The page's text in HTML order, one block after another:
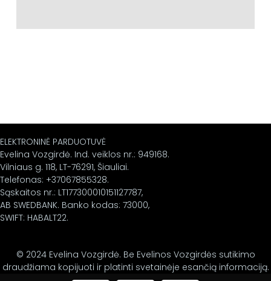
ELEKTRONINĖ PARDUOTUVĖ
Evelina Vozgirdė. Ind. veiklos nr.: 949168.
Vilniaus g. 118, LT-76291, Šiauliai.
Telefonas: +37067855328.
Sąskaitos nr.: LT177300010151127787,
AB SWEDBANK. Banko kodas: 73000,
SWIFT: HABALT22.
© 2024 Evelina Vozgirdė. Be Evelinos Vozgirdės sutikimo
draudžiama kopijuoti ir platinti svetainėje esančią informaciją.